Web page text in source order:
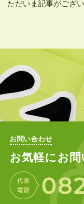
ただいま記事がござい
お問い合わせ
お気軽にお問